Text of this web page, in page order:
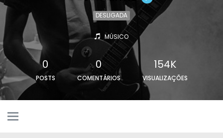
DESLIGADA
MÚSICO
0
POSTS
0
COMENTÁRIOS
154K
VISUALIZAÇÕES